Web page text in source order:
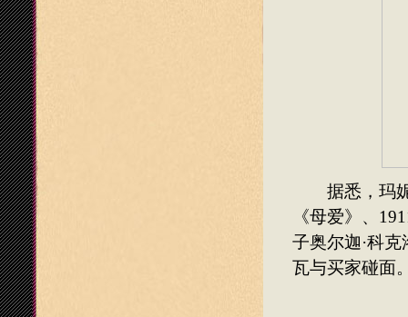
据悉，玛妮
《母爱》、
子奥尔迦·科克
瓦与买家碰面